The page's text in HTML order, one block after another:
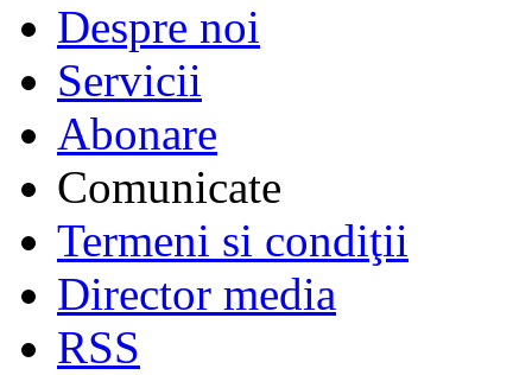
Despre noi
Servicii
Abonare
Comunicate
Termeni si condiţii
Director media
RSS